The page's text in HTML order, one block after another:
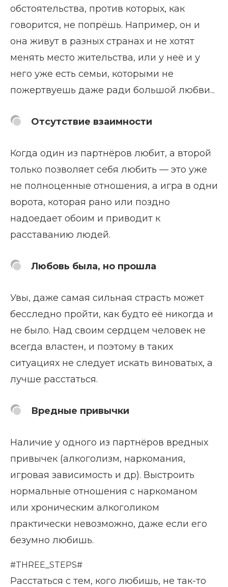
обстоятельства, против которых, как
говорится, не попрёшь. Например, он и
она живут в разных странах и не хотят
менять место жительства, или у неё и у
него уже есть семьи, которыми не
пожертвуешь даже ради большой любви...
Отсутствие взаимности
Когда один из партнёров любит, а второй
только позволяет себя любить — это уже
не полноценные отношения, а игра в одни
ворота, которая рано или поздно
надоедает обоим и приводит к
расставанию людей.
Любовь была, но прошла
Увы, даже самая сильная страсть может
бесследно пройти, как будто её никогда и
не было. Над своим сердцем человек не
всегда властен, и поэтому в таких
ситуациях не следует искать виноватых, а
лучше расстаться.
Вредные привычки
Наличие у одного из партнёров вредных
привычек (алкоголизм, наркомания,
игровая зависимость и др). Выстроить
нормальные отношения с наркоманом
или хроническим алкоголиком
практически невозможно, даже если его
безумно любишь.
#THREE_STEPS#
Расстаться с тем, кого любишь, не так-то